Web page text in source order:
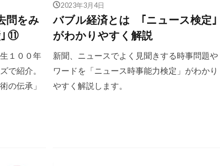
問をみ
⑪
１００年
で紹介。
の伝承」
2023年3月4日
バブル経済とは ｢ニュース検定｣
がわかりやすく解説
新聞、ニュースでよく見聞きする時事問題や
ワードを「ニュース時事能力検定」がわかり
やすく解説します。